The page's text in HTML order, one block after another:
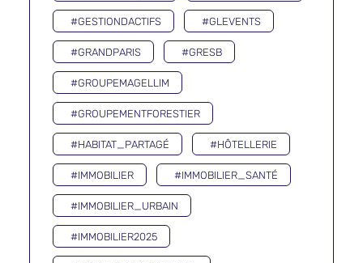
#GESTIONDACTIFS #GLEVENTS
#GRANDPARIS #GRESB
#GROUPEMAGELLIM
#GROUPEMENTFORESTIER
#HABITAT_PARTAGÉ #HÔTELLERIE
#IMMOBILIER #IMMOBILIER_SANTÉ
#IMMOBILIER_URBAIN
#IMMOBILIER2025